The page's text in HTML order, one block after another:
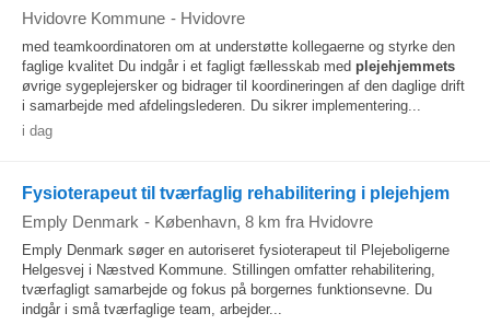
Hvidovre Kommune - Hvidovre
med teamkoordinatoren om at understøtte kollegaerne og styrke den
faglige kvalitet Du indgår i et fagligt fællesskab med plejehjemmets
øvrige sygeplejersker og bidrager til koordineringen af den daglige drift
i samarbejde med afdelingslederen. Du sikrer implementering...
i dag
Fysioterapeut til tværfaglig rehabilitering i plejehjem
Emply Denmark - København, 8 km fra Hvidovre
Emply Denmark søger en autoriseret fysioterapeut til Plejeboligerne
Helgesvej i Næstved Kommune. Stillingen omfatter rehabilitering,
tværfagligt samarbejde og fokus på borgernes funktionsevne. Du
indgår i små tværfaglige team, arbejder...